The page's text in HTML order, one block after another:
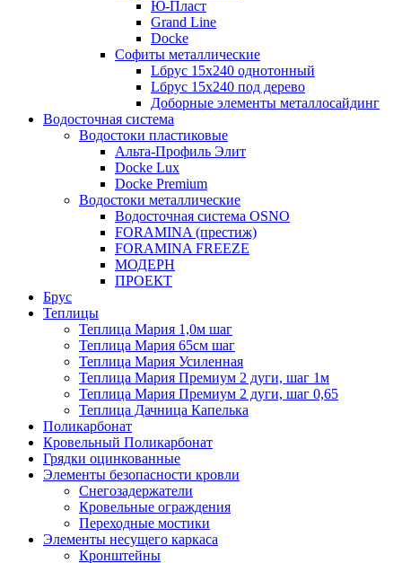
Ю-Пласт
Grand Line
Docke
Софиты металлические
Lбрус 15x240 однотонный
Lбрус 15x240 под дерево
Доборные элементы металлосайдинг
Водосточная система
Водостоки пластиковые
Альта-Профиль Элит
Docke Lux
Docke Premium
Водостоки металлические
Водосточная система OSNO
FORAMINA (престиж)
FORAMINA FREEZE
МОДЕРН
ПРОЕКТ
Брус
Теплицы
Теплица Мария 1,0м шаг
Теплица Мария 65см шаг
Теплица Мария Усиленная
Теплица Мария Премиум 2 дуги, шаг 1м
Теплица Мария Премиум 2 дуги, шаг 0,65
Теплица Дачница Капелька
Поликарбонат
Кровельный Поликарбонат
Грядки оцинкованные
Элементы безопасности кровли
Снегозадержатели
Кровельные ограждения
Переходные мостики
Элементы несущего каркаса
Кронштейны